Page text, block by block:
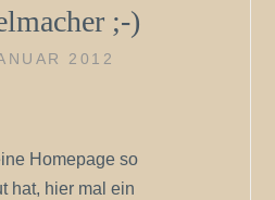
;-)
2012
Homepage so
hat, hier mal ein